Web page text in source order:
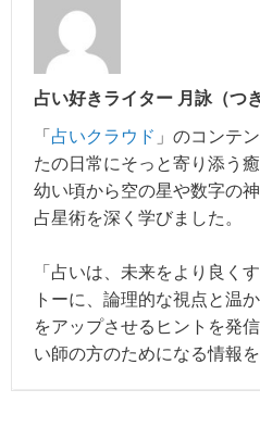
占い好きライター 月詠（つ
「 占いクラウド 」のコンテ
たの日常にそっと寄り添う
幼い頃から空の星や数字の
占星術を深く学びました。
「占いは、未来をより良く
トーに、論理的な視点と温
をアップさせるヒントを発
い師の方のためになる情報を